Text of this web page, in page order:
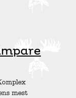
mest